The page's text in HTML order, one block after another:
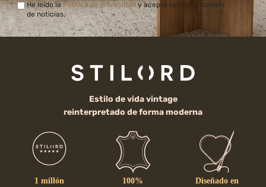
He leído laPolítica de privacidady acepto recibir el boletín
de noticias.
Estilo de vida vintage
reinterpretado de forma moderna
1 millón 100% Diseñado en